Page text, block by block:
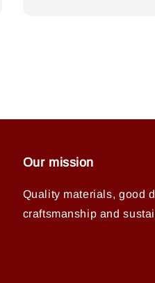
Our mission
Quality materials, good
craftsmanship and